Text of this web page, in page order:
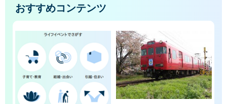
おすすめコンテンツ